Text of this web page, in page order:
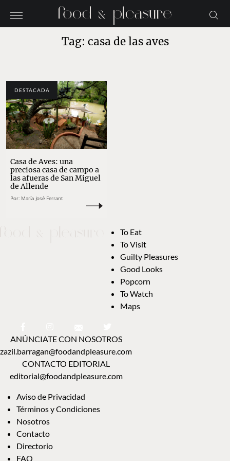
Tag: casa de las aves
DESTACADA
Casa de Aves: una
preciosa casa de campo a
las afueras de San Miguel
de Allende
Por: María José Ferrant
To Eat
To Visit
Guilty Pleasures
Good Looks
Popcorn
To Watch
Maps
ANÚNCIATE CON NOSOTROS
zazil.barragan@foodandpleasure.com
CONTACTO EDITORIAL
editorial@foodandpleasure.com
Aviso de Privacidad
Términos y Condiciones
Nosotros
Contacto
Directorio
FAQ